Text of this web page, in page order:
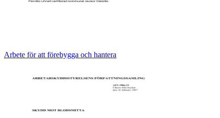
Arbete för att förebygga och hantera